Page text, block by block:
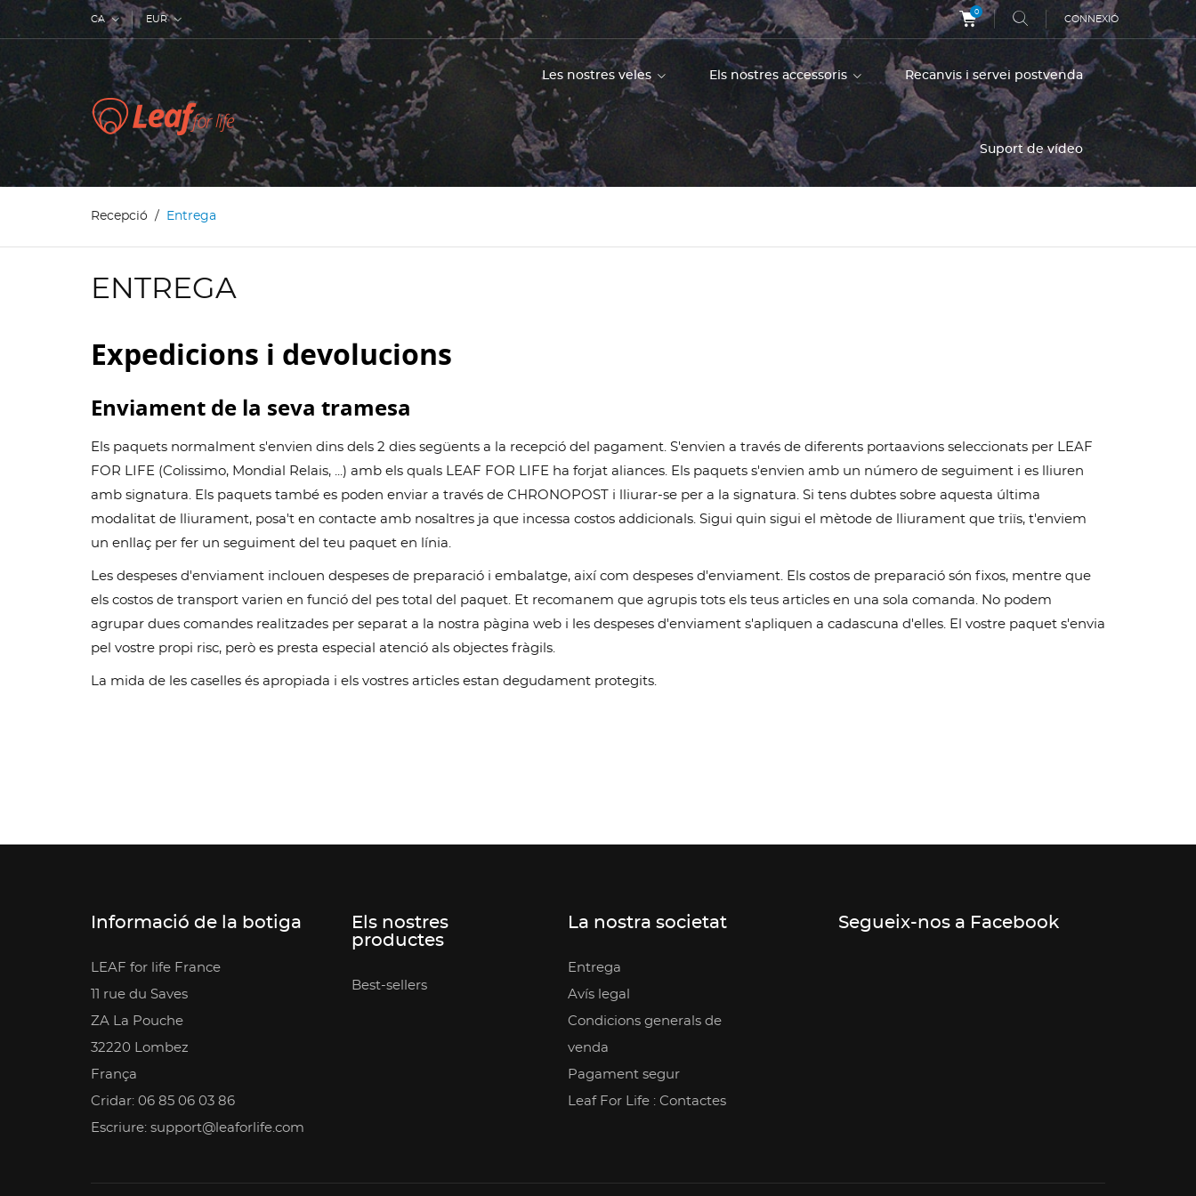
CA EUR
0
CONNEXIÓ
Les nostres veles Els nostres accessoris Recanvis i servei postvenda
Suport de vídeo
Recepció Entrega
ENTREGA
Expedicions i devolucions
Enviament de la seva tramesa
Els paquets normalment s'envien dins dels 2 dies següents a la recepció del pagament. S'envien a través de diferents portaavions seleccionats per LEAF
FOR LIFE (Colissimo, Mondial Relais, ...) amb els quals LEAF FOR LIFE ha forjat aliances. Els paquets s'envien amb un número de seguiment i es lliuren
amb signatura. Els paquets també es poden enviar a través de CHRONOPOST i lliurar-se per a la signatura. Si tens dubtes sobre aquesta última
modalitat de lliurament, posa't en contacte amb nosaltres ja que incessa costos addicionals. Sigui quin sigui el mètode de lliurament que triïs, t'enviem
un enllaç per fer un seguiment del teu paquet en línia.
Les despeses d'enviament inclouen despeses de preparació i embalatge, així com despeses d'enviament. Els costos de preparació són fixos, mentre que
els costos de transport varien en funció del pes total del paquet. Et recomanem que agrupis tots els teus articles en una sola comanda. No podem
agrupar dues comandes realitzades per separat a la nostra pàgina web i les despeses d'enviament s'apliquen a cadascuna d'elles. El vostre paquet s'envia
pel vostre propi risc, però es presta especial atenció als objectes fràgils.
La mida de les caselles és apropiada i els vostres articles estan degudament protegits.
Informació de la botiga
LEAF for life France
11 rue du Saves
ZA La Pouche
32220 Lombez
França
Cridar: 06 85 06 03 86
Escriure: support@leaforlife.com
Els nostres
productes
Best-sellers
La nostra societat
Entrega
Avís legal
Condicions generals de
venda
Pagament segur
Leaf For Life : Contactes
Segueix-nos a Facebook